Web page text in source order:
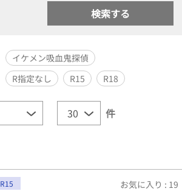
イケメン吸血鬼探偵
R指定なし R15 R18
件
R15 お気に入り : 19